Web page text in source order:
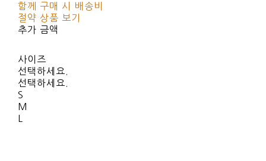
함께 구매 시 배송비
절약 상품 보기
추가 금액
사이즈
선택하세요.
선택하세요.
S
M